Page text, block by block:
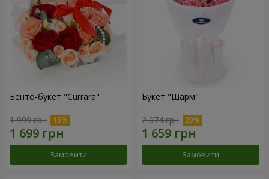
Бенто-букет "Currara"
1 999 грн
Замовити
Букет "Шарм"
2 074 грн
Замовити